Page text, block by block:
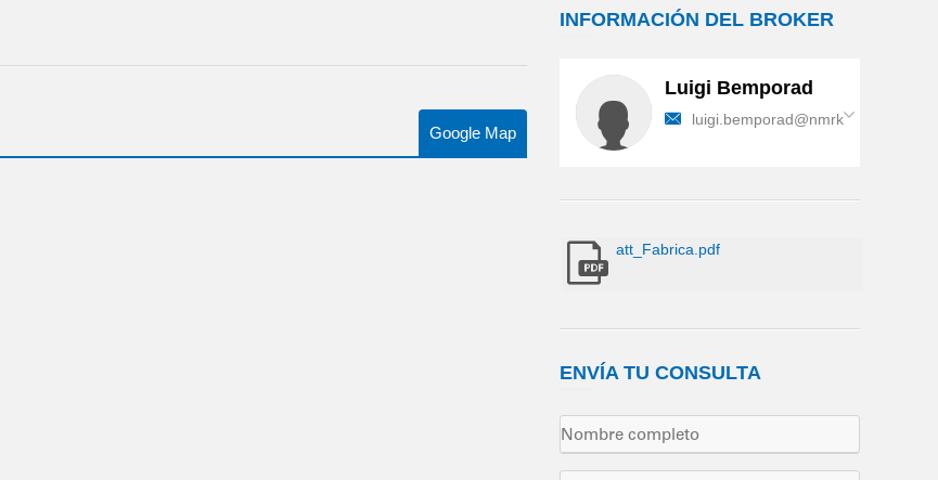
Google Map
INFORMACIÓN DEL BROKER
Luigi Bemporad
luigi.bemporad@nmrk.com
att_Fabrica.pdf
ENVÍATU CONSULTA